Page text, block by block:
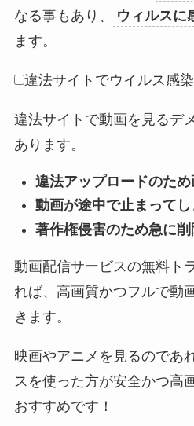
なる事もあり、
ウィルスに
ます。
違法サイトでウイルス感
違法サイトで動画を見るデ
あります。
違法アップロードのた
動画が途中で止まって
著作権侵害のため急に
動画配信サービスの無料ト
れば、高画質かつフルで動
きます。
映画やアニメを見るのであ
スを使った方が安全かつ高
おすすめです！